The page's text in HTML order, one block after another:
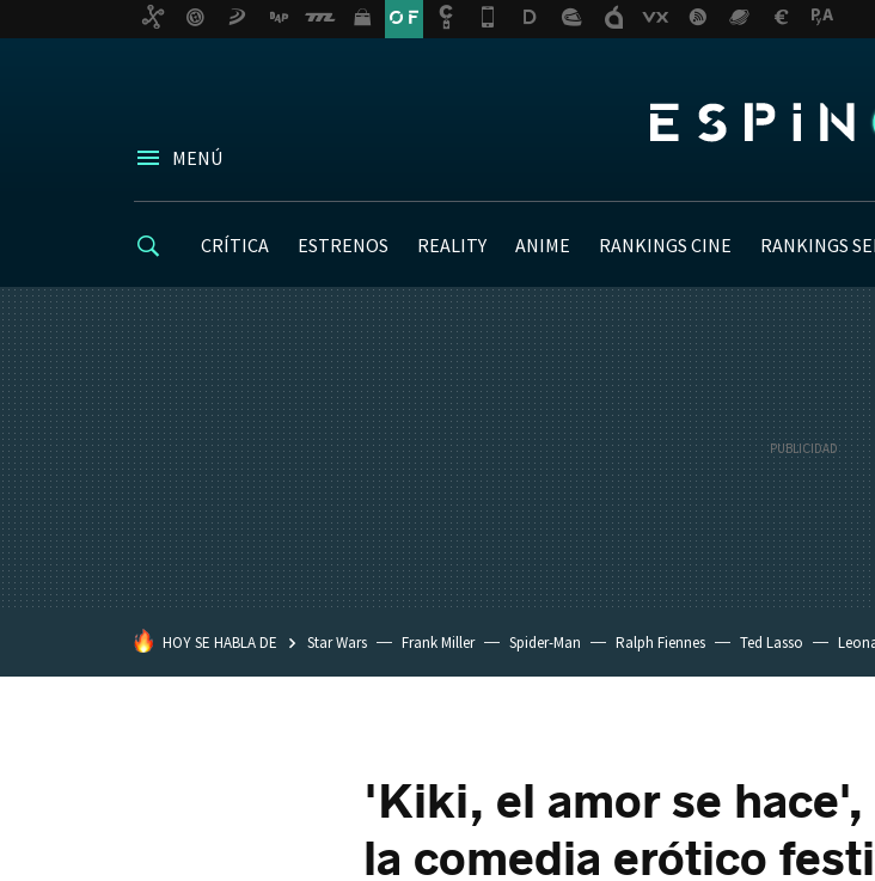
MENÚ
CRÍTICA ESTRENOS REALITY ANIME RANKINGS CINE RANKINGS
HOY SE HABLA DE Star Wars Frank Miller Spider-Man Ralph Fiennes Ted Lasso
'Kiki, el amor se
la comedia erótico